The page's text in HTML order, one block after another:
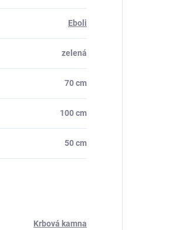
Eboli
zelená
70 cm
100 cm
50 cm
Krbová kamna